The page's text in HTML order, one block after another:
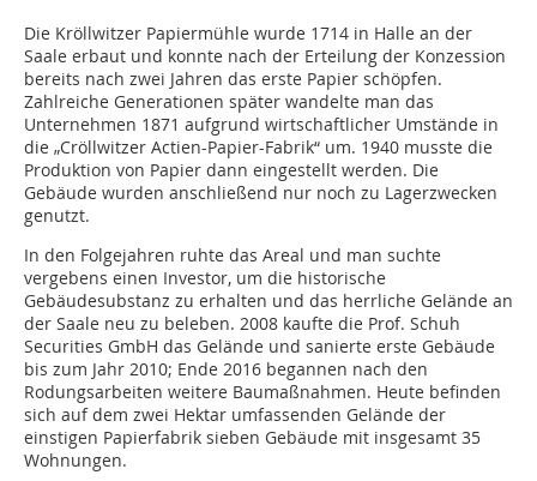
Die Kröllwitzer Papiermühle wurde 1714 in Halle an der
Saale erbaut und konnte nach der Erteilung der Konzession
bereits nach zwei Jahren das erste Papier schöpfen.
Zahlreiche Generationen später wandelte man das
Unternehmen 1871 aufgrund wirtschaftlicher Umstände in
die „Cröllwitzer Actien-Papier-Fabrik“ um. 1940 musste die
Produktion von Papier dann eingestellt werden. Die
Gebäude wurden anschließend nur noch zu Lagerzwecken
genutzt.
In den Folgejahren ruhte das Areal und man suchte
vergebens einen Investor, um die historische
Gebäudesubstanz zu erhalten und das herrliche Gelände an
der Saale neu zu beleben. 2008 kaufte die Prof. Schuh
Securities GmbH das Gelände und sanierte erste Gebäude
bis zum Jahr 2010; Ende 2016 begannen nach den
Rodungsarbeiten weitere Baumaßnahmen. Heute befinden
sich auf dem zwei Hektar umfassenden Gelände der
einstigen Papierfabrik sieben Gebäude mit insgesamt 35
Wohnungen.